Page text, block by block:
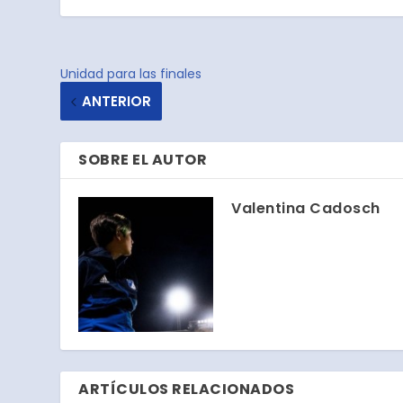
Unidad para las finales
ANTERIOR
SOBRE EL AUTOR
Valentina Cadosch
ARTÍCULOS RELACIONADOS